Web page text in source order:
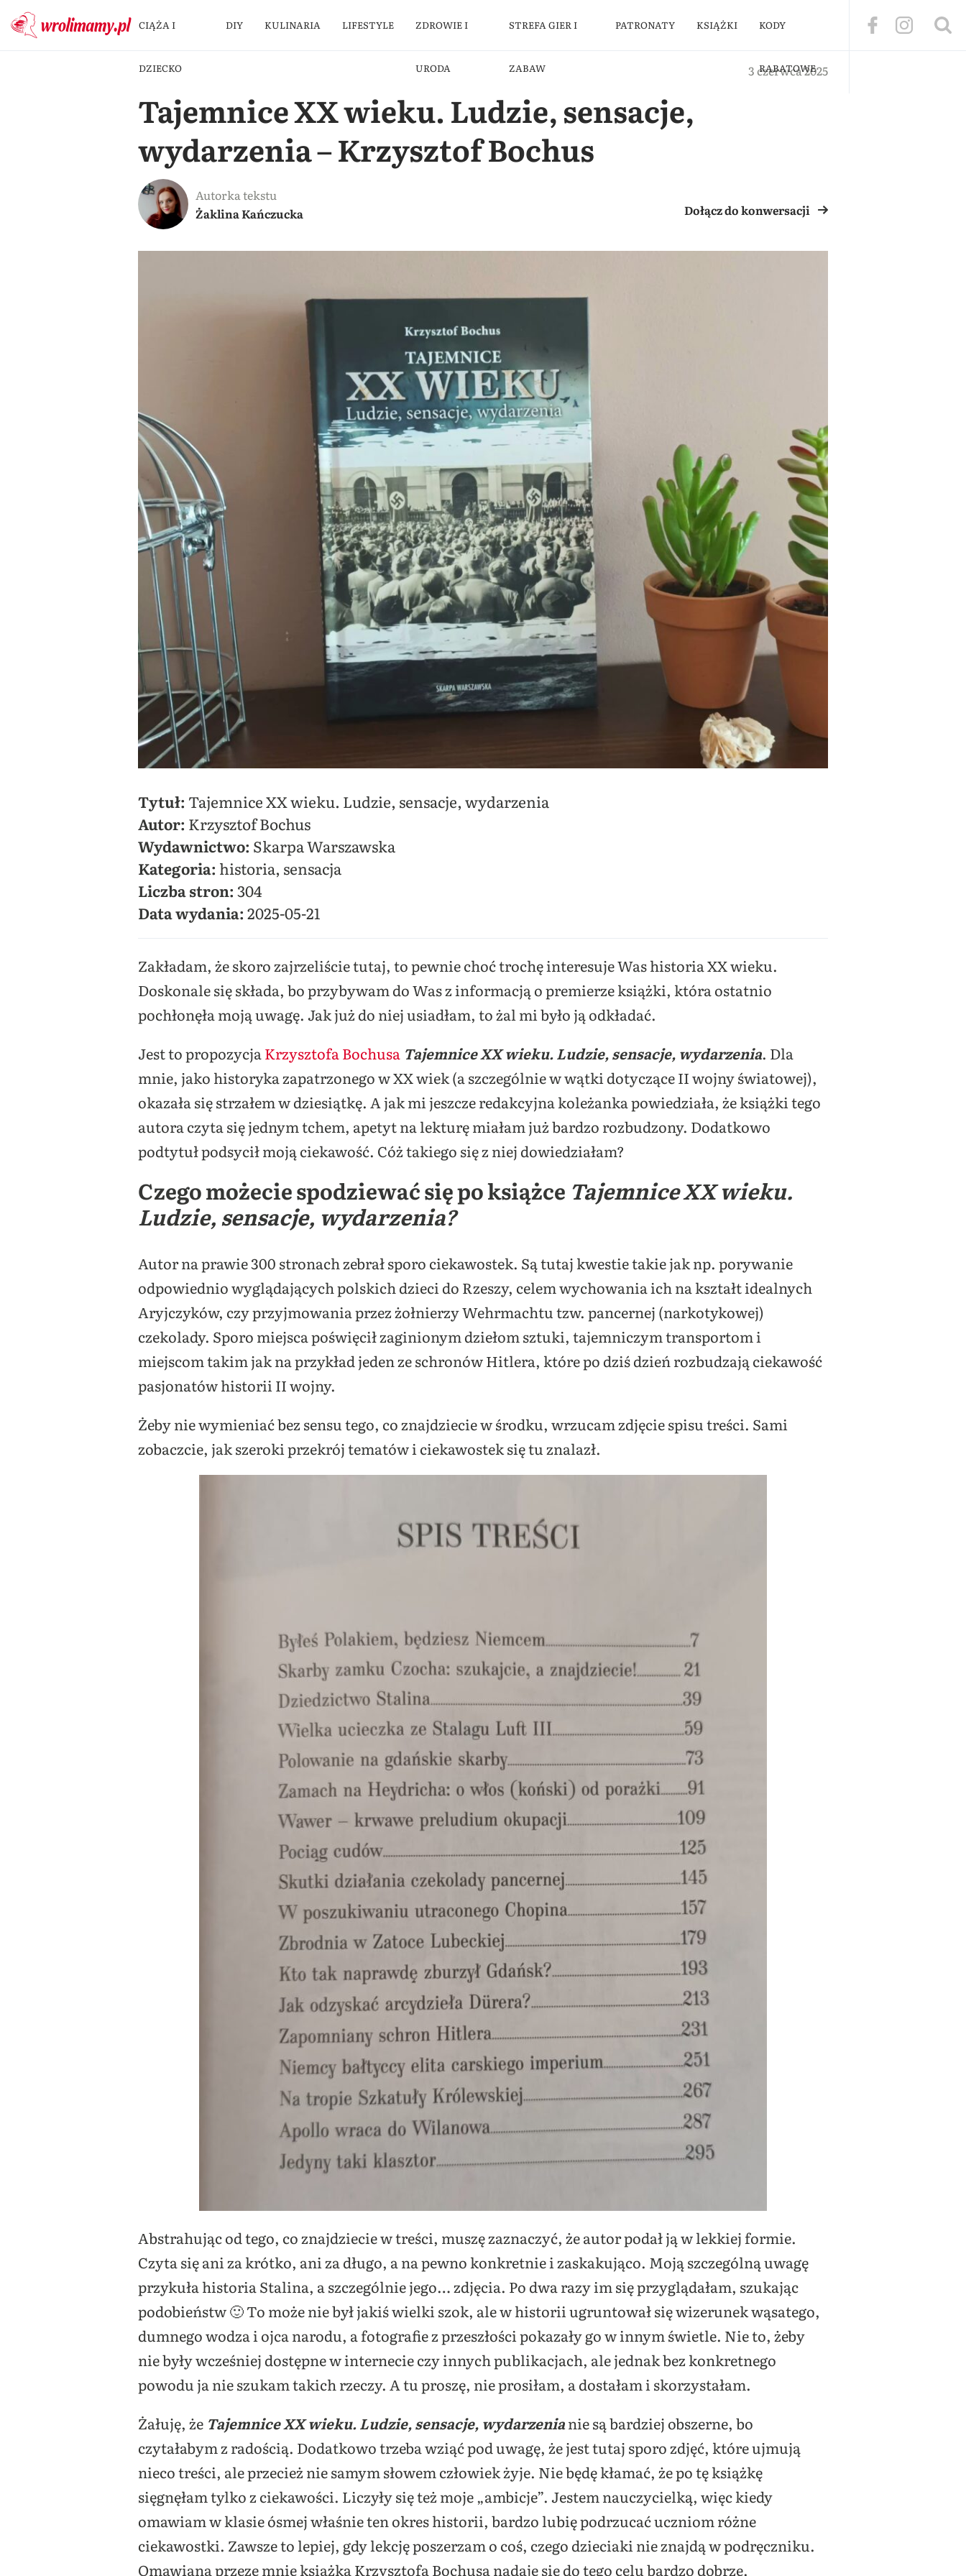
CIĄŻA I
DZIECKO
DIY KULINARIA LIFESTYLE ZDROWIE I
URODA
STREFA GIER I
ZABAW
PATRONATY KSIĄŻKI KODY
RABATOWE
3 czerwca 2025
Tajemnice XX wieku. Ludzie, sensacje,
wydarzenia – Krzysztof Bochus
Autorka tekstu
Żaklina Kańczucka
Dołącz do konwersacji
Tytuł: Tajemnice XX wieku. Ludzie, sensacje, wydarzenia
Autor: Krzysztof Bochus
Wydawnictwo: Skarpa Warszawska
Kategoria: historia, sensacja
Liczba stron:304
Data wydania:2025-05-21
Zakładam, że skoro zajrzeliście tutaj, to pewnie choć trochę interesuje Was historia XX wieku.
Doskonale się składa, bo przybywam do Was z informacją o premierze książki, która ostatnio
pochłonęła moją uwagę. Jak już do niej usiadłam, to żal mi było ją odkładać.
Jest to propozycjaKrzysztofa Bochusa Tajemnice XX wieku. Ludzie, sensacje, wydarzenia. Dla
mnie, jako historyka zapatrzonego w XX wiek (a szczególnie w wątki dotyczące II wojny światowej),
okazała się strzałem w dziesiątkę. A jak mi jeszcze redakcyjna koleżanka powiedziała, że książki tego
autora czyta się jednym tchem, apetyt na lekturę miałam już bardzo rozbudzony. Dodatkowo
podtytuł podsycił moją ciekawość. Cóż takiego się z niej dowiedziałam?
Czego możecie spodziewać się po książce Tajemnice XX wieku.
Ludzie, sensacje, wydarzenia?
Autor na prawie 300 stronach zebrał sporo ciekawostek. Są tutaj kwestie takie jak np. porywanie
odpowiednio wyglądających polskich dzieci do Rzeszy, celem wychowania ich na kształt idealnych
Aryjczyków, czy przyjmowania przez żołnierzy Wehrmachtu tzw. pancernej (narkotykowej)
czekolady. Sporo miejsca poświęcił zaginionym dziełom sztuki, tajemniczym transportom i
miejscom takim jak na przykład jeden ze schronów Hitlera, które po dziś dzień rozbudzają ciekawość
pasjonatów historii II wojny.
Żeby nie wymieniać bez sensu tego, co znajdziecie w środku, wrzucam zdjęcie spisu treści. Sami
zobaczcie, jak szeroki przekrój tematów i ciekawostek się tu znalazł.
Abstrahując od tego, co znajdziecie w treści, muszę zaznaczyć, że autor podał ją w lekkiej formie.
Czyta się ani za krótko, ani za długo, a na pewno konkretnie i zaskakująco. Moją szczególną uwagę
przykuła historia Stalina, a szczególnie jego… zdjęcia. Po dwa razy im się przyglądałam, szukając
podobieństw 🙂To może nie był jakiś wielki szok, ale w historii ugruntował się wizerunek wąsatego,
dumnego wodza i ojca narodu, a fotografie z przeszłości pokazały go w innym świetle. Nie to, żeby
nie były wcześniej dostępne w internecie czy innych publikacjach, ale jednak bez konkretnego
powodu ja nie szukam takich rzeczy. A tu proszę, nie prosiłam, a dostałam i skorzystałam.
Żałuję, że Tajemnice XX wieku. Ludzie, sensacje, wydarzenianie są bardziej obszerne, bo
czytałabym z radością. Dodatkowo trzeba wziąć pod uwagę, że jest tutaj sporo zdjęć, które ujmują
nieco treści, ale przecież nie samym słowem człowiek żyje. Nie będę kłamać, że po tę książkę
sięgnęłam tylko z ciekawości. Liczyły się też moje „ambicje”. Jestem nauczycielką, więc kiedy
omawiam w klasie ósmej właśnie ten okres historii, bardzo lubię podrzucać uczniom różne
ciekawostki. Zawsze to lepiej, gdy lekcję poszerzam o coś, czego dzieciaki nie znajdą w podręczniku.
Omawiana przeze mnie książka Krzysztofa Bochusa nadaje się do tego celu bardzo dobrze.